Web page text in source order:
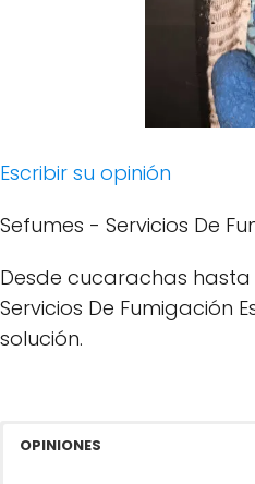
Escribir su opinión
Sefumes - Servicios De
Desde cucarachas hasta
Servicios De Fumigación
solución.
OPINIONES